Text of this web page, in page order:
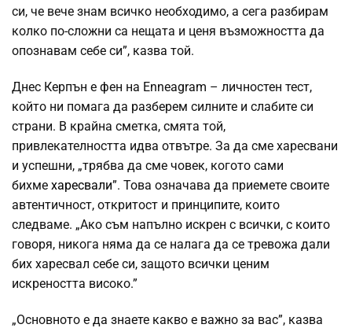
си, че вече знам всичко необходимо, а сега разбирам
колко по-сложни са нещата и ценя възможността да
опознавам себе си”, казва той.
Днес Керпън е фен на Enneagram – личностен тест,
който ни помага да разберем силните и слабите си
страни. В крайна сметка, смята той,
привлекателността идва отвътре. За да сме харесвани
и успешни, „трябва да сме човек, когото сами
бихме харесвали”. Това означава да приемете своите
автентичност, откритост и принципите, които
следваме. „Ако съм напълно искрен с всички, с които
говоря, никога няма да се налага да се тревожа дали
бих харесвал себе си, защото всички ценим
искреността високо.”
„Основното е да знаете какво е важно за вас”, казва